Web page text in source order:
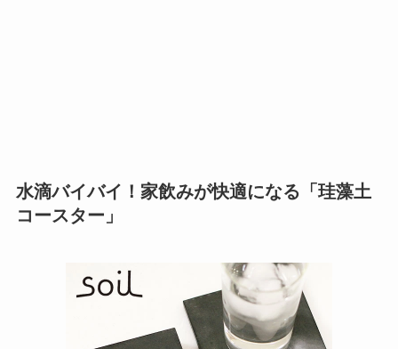
水滴バイバイ！家飲みが快適になる「珪藻土
コースター」